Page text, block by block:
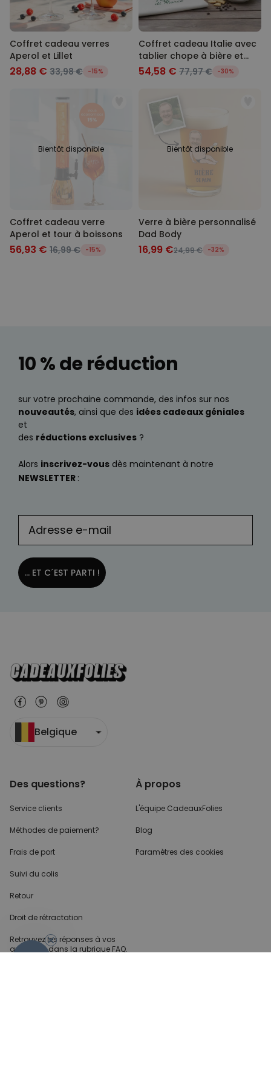
Coffret cadeau verres
Aperol et Lillet
28,88 € 33,98 € -15%
Coffret cadeau Italie avec
tablier chope à bière et
tasse à espresso
54,58 € 77,97 € -30%
Bientôt disponible
Coffret cadeau verre
Aperol et tour à boissons
56,93 € 16,99 € -15%
Bientôt disponible
Verre à bière personnalisé
Dad Body
16,99 €24,99 € -32%
10 % de réduction
sur votre prochaine commande, des infos sur nos
nouveautés, ainsi que des idées cadeaux géniales
et
des réductions exclusives ?
Alors inscrivez-vous dès maintenant à notre
NEWSLETTER :
... ET C´EST PARTI !
Belgique
Des questions?
Service clients
Méthodes de paiement?
Frais de port
Suivi du colis
Retour
Droit de rétractation
Retrouvez les réponses à vos
questions dans la rubrique FAQ.
À propos
L'équipe CadeauxFolies
Blog
Paramètres des cookies